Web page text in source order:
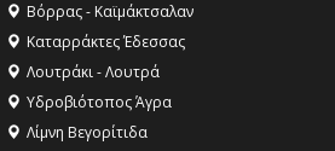
Βόρρας - Καϊμάκτσαλαν
Καταρράκτες Έδεσσας
Λουτράκι - Λουτρά
Υδροβιότοπος Άγρα
Λίμνη Βεγορίτιδα